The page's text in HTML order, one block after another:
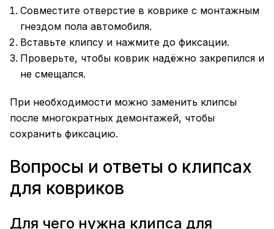
Совместите отверстие в коврике с монтажным
гнездом пола автомобиля.
Вставьте клипсу и нажмите до фиксации.
Проверьте, чтобы коврик надёжно закрепился и
не смещался.
При необходимости можно заменить клипсы
после многократных демонтажей, чтобы
сохранить фиксацию.
Вопросы и ответы о клипсах
для ковриков
Для чего нужна клипса для